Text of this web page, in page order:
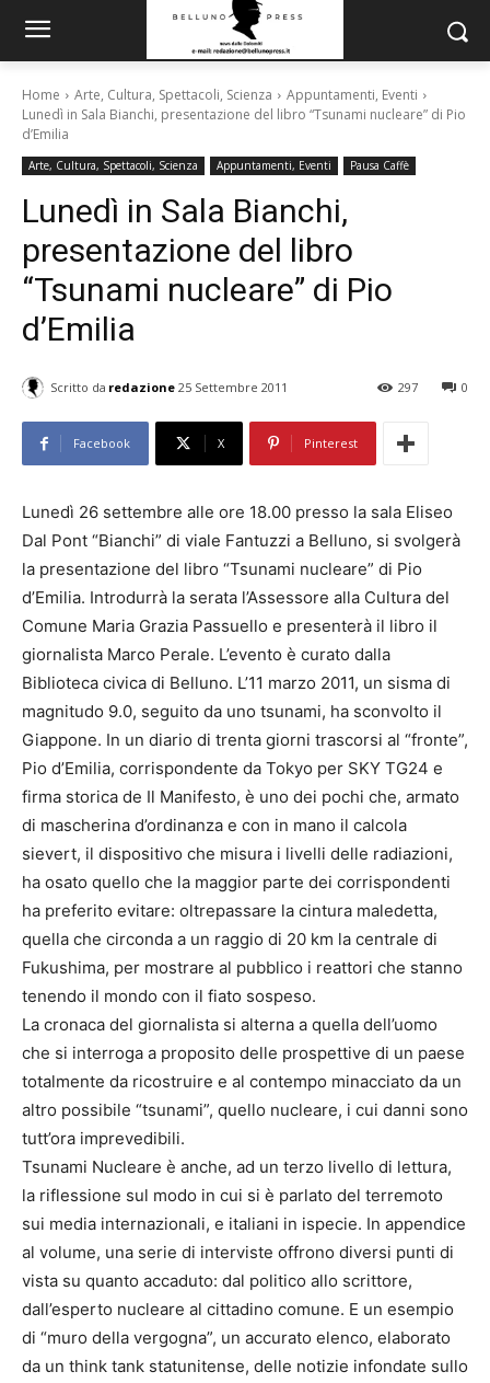
Home Arte, Cultura, Spettacoli, Scienza
Appuntamenti, Eventi
Lunedì in Sala Bianchi, presentazione del libro “Tsunami nucleare” di Pio
d’Emilia
Arte, Cultura, Spettacoli, Scienza Appuntamenti, Eventi Pausa Caffè
Lunedì in Sala Bianchi,
presentazione del libro
“Tsunami nucleare” di Pio
d’Emilia
Scritto da redazione 25 Settembre 2011 0
297
Facebook X Pinterest
Lunedì 26 settembre alle ore 18.00 presso la sala Eliseo
Dal Pont “Bianchi” di viale Fantuzzi a Belluno, si svolgerà
la presentazione del libro “Tsunami nucleare” di Pio
d’Emilia. Introdurrà la serata l’Assessore alla Cultura del
Comune Maria Grazia Passuello e presenterà il libro il
giornalista Marco Perale. L’evento è curato dalla
Biblioteca civica di Belluno. L’11 marzo 2011, un sisma di
magnitudo 9.0, seguito da uno tsunami, ha sconvolto il
Giappone. In un diario di trenta giorni trascorsi al “fronte”,
Pio d’Emilia, corrispondente da Tokyo per SKY TG24 e
firma storica de Il Manifesto, è uno dei pochi che, armato
di mascherina d’ordinanza e con in mano il calcola
sievert, il dispositivo che misura i livelli delle radiazioni,
ha osato quello che la maggior parte dei corrispondenti
ha preferito evitare: oltrepassare la cintura maledetta,
quella che circonda a un raggio di 20 km la centrale di
Fukushima, per mostrare al pubblico i reattori che stanno
tenendo il mondo con il fiato sospeso.
La cronaca del giornalista si alterna a quella dell’uomo
che si interroga a proposito delle prospettive di un paese
totalmente da ricostruire e al contempo minacciato da un
altro possibile “tsunami”, quello nucleare, i cui danni sono
tutt’ora imprevedibili.
Tsunami Nucleare è anche, ad un terzo livello di lettura,
la riflessione sul modo in cui si è parlato del terremoto
sui media internazionali, e italiani in ispecie. In appendice
al volume, una serie di interviste offrono diversi punti di
vista su quanto accaduto: dal politico allo scrittore,
dall’esperto nucleare al cittadino comune. E un esempio
di “muro della vergogna”, un accurato elenco, elaborato
da un think tank statunitense, delle notizie infondate sullo